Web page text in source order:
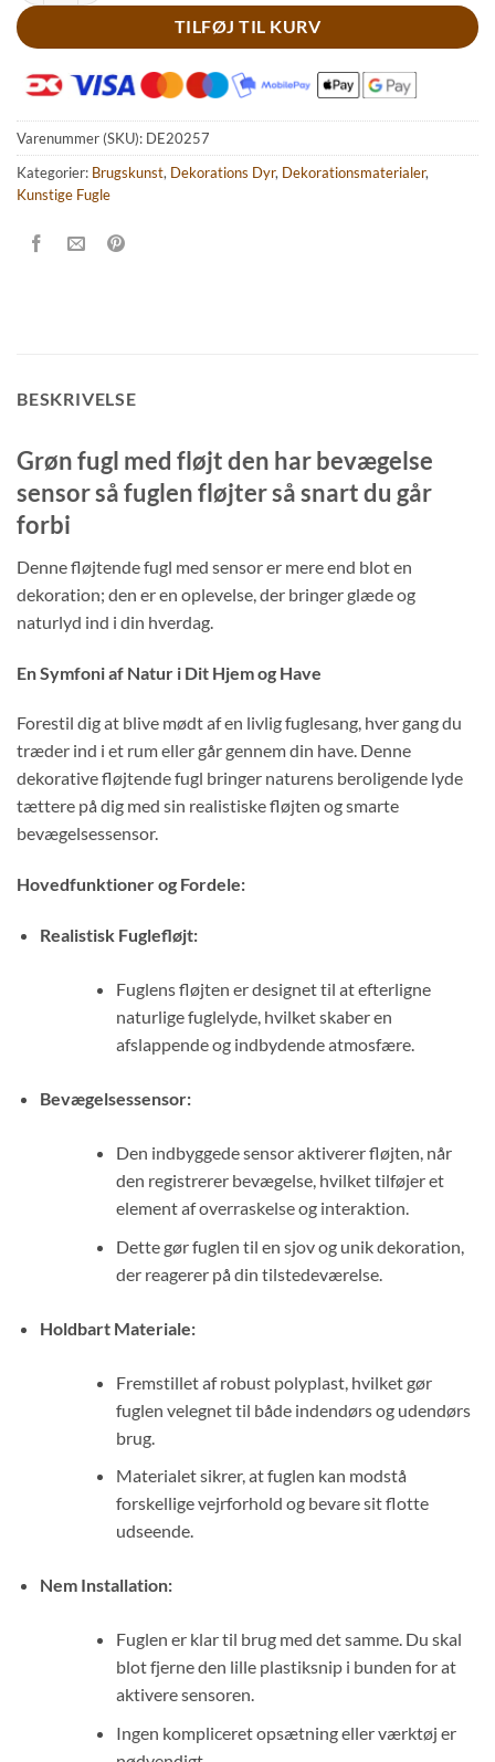
TILFØJ TIL KURV
Varenummer (SKU): DE20257
Kategorier: Brugskunst, Dekorations Dyr, Dekorationsmaterialer,
Kunstige Fugle
BESKRIVELSE
Grøn fugl med fløjt den har bevægelse
sensor så fuglen fløjter så snart du går
forbi
Denne fløjtende fugl med sensor er mere end blot en
dekoration; den er en oplevelse, der bringer glæde og
naturlyd ind i din hverdag.
En Symfoni af Natur i Dit Hjem og Have
Forestil dig at blive mødt af en livlig fuglesang, hver gang du
træder ind i et rum eller går gennem din have. Denne
dekorative fløjtende fugl bringer naturens beroligende lyde
tættere på dig med sin realistiske fløjten og smarte
bevægelsessensor.
Hovedfunktioner og Fordele:
Realistisk Fuglefløjt:
Fuglens fløjten er designet til at efterligne
naturlige fuglelyde, hvilket skaber en
afslappende og indbydende atmosfære.
Bevægelsessensor:
Den indbyggede sensor aktiverer fløjten, når
den registrerer bevægelse, hvilket tilføjer et
element af overraskelse og interaktion.
Dette gør fuglen til en sjov og unik dekoration,
der reagerer på din tilstedeværelse.
Holdbart Materiale:
Fremstillet af robust polyplast, hvilket gør
fuglen velegnet til både indendørs og udendørs
brug.
Materialet sikrer, at fuglen kan modstå
forskellige vejrforhold og bevare sit flotte
udseende.
Nem Installation:
Fuglen er klar til brug med det samme. Du skal
blot fjerne den lille plastiksnip i bunden for at
aktivere sensoren.
Ingen kompliceret opsætning eller værktøj er